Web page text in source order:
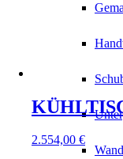
2.554,00 €